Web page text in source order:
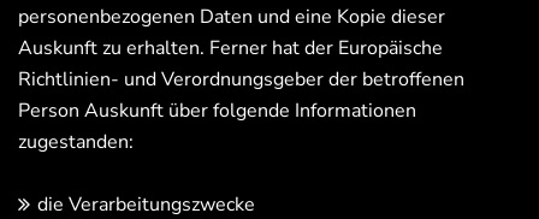
personenbezogenen Daten und eine Kopie dieser
Auskunft zu erhalten. Ferner hat der Europäische
Richtlinien- und Verordnungsgeber der betroffenen
Person Auskunft über folgende Informationen
zugestanden:
die Verarbeitungszwecke